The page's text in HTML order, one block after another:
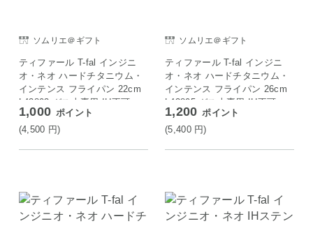
ソムリエ＠ギフト
ティファール T-fal インジニ
オ・ネオ ハードチタニウム・
インテンス フライパン 22cm
L43803 ガス火専用 IH不可
1,000 ポイント
(4,500 円)
ソムリエ＠ギフト
ティファール T-fal インジニ
オ・ネオ ハードチタニウム・
インテンス フライパン 26cm
L43805 ガス火専用 IH不可
1,200 ポイント
(5,400 円)